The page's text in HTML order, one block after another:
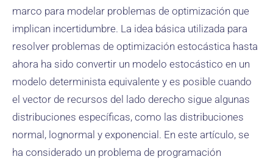
marco para modelar problemas de optimización que
implican incertidumbre. La idea básica utilizada para
resolver problemas de optimización estocástica hasta
ahora ha sido convertir un modelo estocástico en un
modelo determinista equivalente y es posible cuando
el vector de recursos del lado derecho sigue algunas
distribuciones específicas, como las distribuciones
normal, lognormal y exponencial. En este artículo, se
ha considerado un problema de programación